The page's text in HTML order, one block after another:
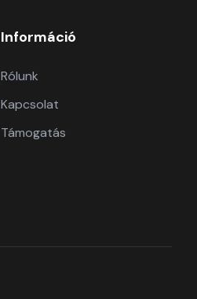
Információ
Rólunk
Kapcsolat
Támogatás